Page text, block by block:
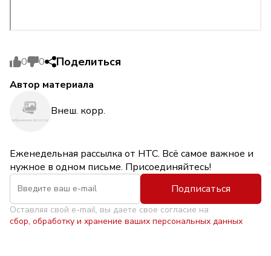
0 0 Поделиться
Автор материала
Внеш. корр.
Еженедельная рассылка от НТС. Всё самое важное и
нужное в одном письме. Присоединяйтесь!
Подписаться
Оставляя свой e-mail, вы даете свое согласие на
сбор, обработку и хранение ваших персональных данных